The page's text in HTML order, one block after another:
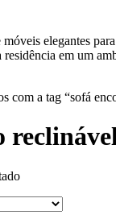
elegantes
residência em um
com a tag “sofá